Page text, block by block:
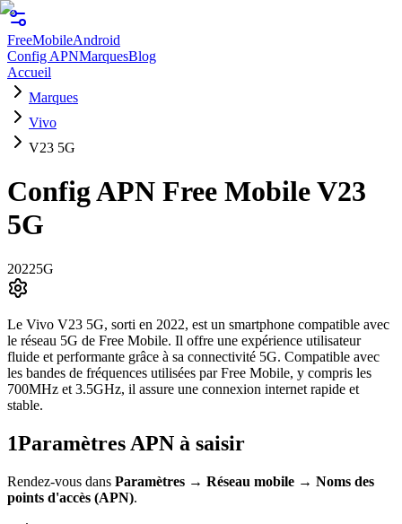
FreeMobileAndroid
Config APNMarquesBlog
Accueil
Marques
Vivo
V23 5G
Config APN Free MobileV23
5G
20225G
Le Vivo V23 5G, sorti en 2022, est un smartphone compatible avec
le réseau 5G de Free Mobile. Il offre une expérience utilisateur
fluide et performante grâce à sa connectivité 5G. Compatible avec
les bandes de fréquences utilisées par Free Mobile, y compris les
700MHz et 3.5GHz, il assure une connexion internet rapide et
stable.
1Paramètres APN à saisir
Rendez-vous dans Paramètres → Réseau mobile → Noms des
points d'accès (APN).